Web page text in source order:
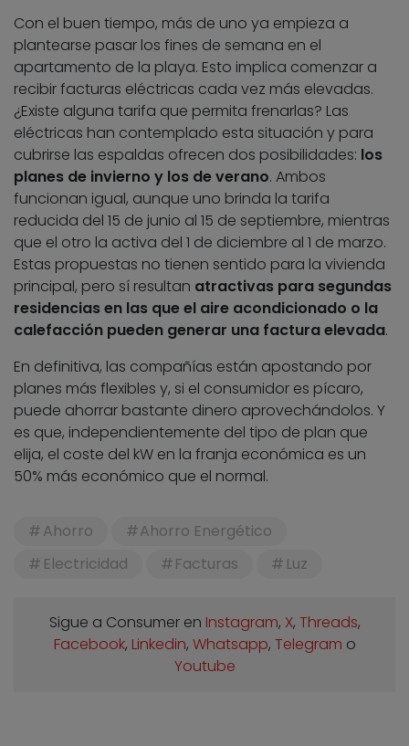
Con el buen tiempo, más de uno ya empieza a
plantearse pasar los fines de semana en el
apartamento de la playa. Esto implica comenzar a
recibir facturas eléctricas cada vez más elevadas.
¿Existe alguna tarifa que permita frenarlas? Las
eléctricas han contemplado esta situación y para
cubrirse las espaldas ofrecen dos posibilidades: los
planes de invierno y los de verano. Ambos
funcionan igual, aunque uno brinda la tarifa
reducida del 15 de junio al 15 de septiembre, mientras
que el otro la activa del 1 de diciembre al 1 de marzo.
Estas propuestas no tienen sentido para la vivienda
principal, pero sí resultan atractivas para segundas
residencias en las que el aire acondicionado o la
calefacción pueden generar una factura elevada.
En definitiva, las compañías están apostando por
planes más flexibles y, si el consumidor es pícaro,
puede ahorrar bastante dinero aprovechándolos. Y
es que, independientemente del tipo de plan que
elija, el coste del kW en la franja económica es un
50% más económico que el normal.
Ahorro
Ahorro Energético
Electricidad
Facturas Luz
Sigue a Consumer en Instagram, X, Threads,
Facebook, Linkedin, Whatsapp, Telegram o
Youtube